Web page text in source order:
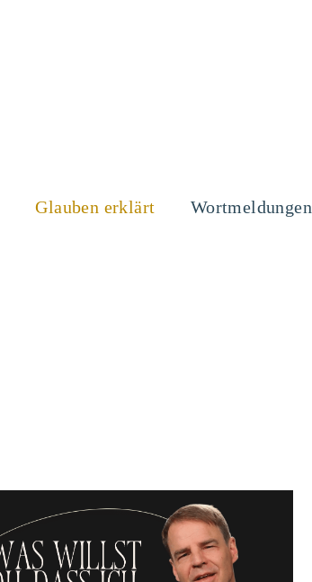
Glauben erklärt Wortmeldungen